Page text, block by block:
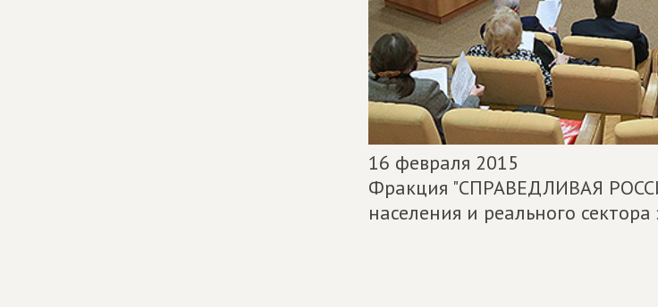
16 февраля 2015
Фракция "СПРАВЕДЛИВАЯ
населения и реального